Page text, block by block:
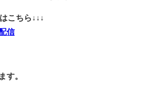
こちら↓↓↓
信
す。